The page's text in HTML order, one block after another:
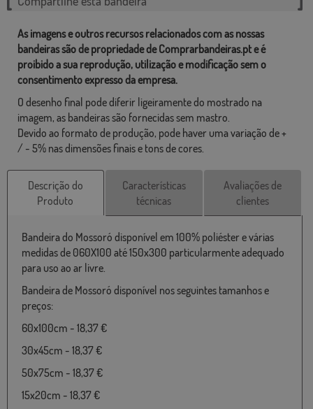
As imagens e outros recursos relacionados com as nossas
bandeiras são de propriedade de Comprarbandeiras.pt e é
proibido a sua reprodução, utilização e modificação sem o
consentimento expresso da empresa.
O desenho final pode diferir ligeiramente do mostrado na
imagem, as bandeiras são fornecidas sem mastro.
Devido ao formato de produção, pode haver uma variação de +
/ - 5% nas dimensões finais e tons de cores.
Descrição do
Produto
Características
técnicas
Avaliações de
clientes
Bandeira do Mossoró disponível em 100% poliéster e várias
medidas de 060X100 até 150x300 particularmente adequado
para uso ao ar livre.
Bandeira de Mossoró disponível nos seguintes tamanhos e
preços:
60x100cm - 18,37 €
30x45cm - 18,37 €
50x75cm - 18,37 €
15x20cm - 18,37 €